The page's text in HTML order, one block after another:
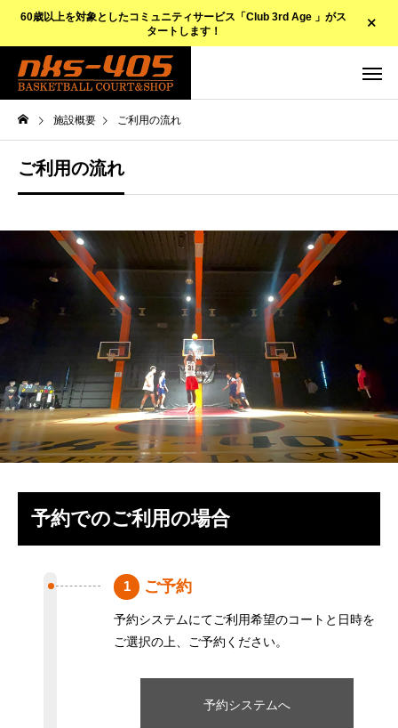
60歳以上を対象としたコミュニティサービス「Club 3rd Age 」がス
タートします！
施設概要 ご利用の流れ
ご利用の流れ
予約でのご利用の場合
1 ご予約
予約システムにてご利用希望のコートと日時を
ご選択の上、ご予約ください。
予約システムへ